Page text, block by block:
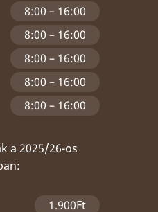
8:00 – 16:00
8:00 – 16:00
8:00 – 16:00
8:00 – 16:00
8:00 – 16:00
a 2025/26-os
1.900Ft